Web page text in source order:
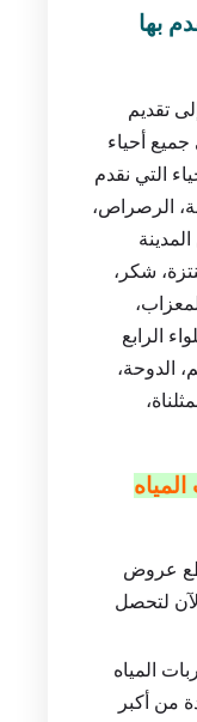
تقديم
أحياء
التي نقدم
الرصراص،
شكر،
الرابع
الدوحة،
عروض
الآن لتحصل